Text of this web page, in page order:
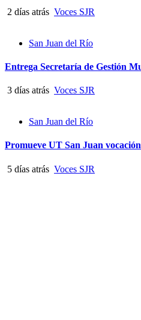
2 días atrás Voces SJR
San Juan del Río
Entrega Secretaría de Gestión
3 días atrás Voces SJR
San Juan del Río
Promueve UT San Juan
5 días atrás Voces SJR